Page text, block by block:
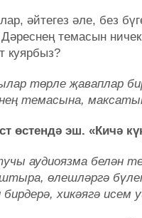
әйтегез әле, без
Дәреснең темасын
куярбыз?
төрле җаваплар
темасына,
өстендә эш. «Кичә
аудиоязма белән
өлешләргә
бирдерә, хикәягә исем